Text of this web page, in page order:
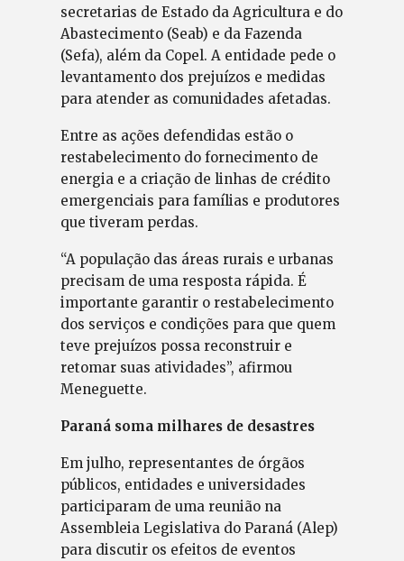
secretarias de Estado da Agricultura e do
Abastecimento (Seab) e da Fazenda
(Sefa), além da Copel. A entidade pede o
levantamento dos prejuízos e medidas
para atender as comunidades afetadas.
Entre as ações defendidas estão o
restabelecimento do fornecimento de
energia e a criação de linhas de crédito
emergenciais para famílias e produtores
que tiveram perdas.
“A população das áreas rurais e urbanas
precisam de uma resposta rápida. É
importante garantir o restabelecimento
dos serviços e condições para que quem
teve prejuízos possa reconstruir e
retomar suas atividades”, afirmou
Meneguette.
Paraná soma milhares de desastres
Em julho, representantes de órgãos
públicos, entidades e universidades
participaram de uma reunião na
Assembleia Legislativa do Paraná (Alep)
para discutir os efeitos de eventos